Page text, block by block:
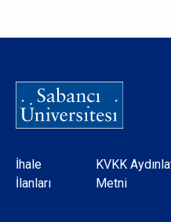
Dipnot
İhale
İlanları
KVKK
Metni